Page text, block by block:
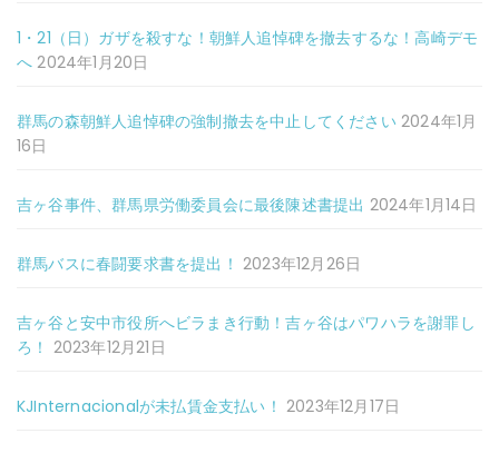
1・21（日）ガザを殺すな！朝鮮人追悼碑を撤去するな！高崎デモ
へ 2024年1月20日
群馬の森朝鮮人追悼碑の強制撤去を中止してください 2024年1月
16日
吉ヶ谷事件、群馬県労働委員会に最後陳述書提出 2024年1月14日
群馬バスに春闘要求書を提出！ 2023年12月26日
吉ヶ谷と安中市役所へビラまき行動！吉ヶ谷はパワハラを謝罪し
ろ！ 2023年12月21日
KJInternacionalが未払賃金支払い！ 2023年12月17日